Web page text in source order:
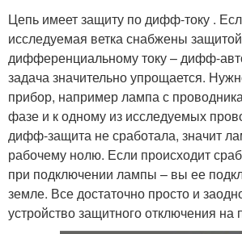
Цепь имеет защиту по дифф-току .
исследуемая ветка снабжены
дифференциальному току – дифф-
задача значительно упрощается.
прибор, например лампа с
фазе и к одному из исследуемых
дифф-защита не сработала, значит
рабочему нолю. Если происходит
при подключении лампы – вы ее
земле. Все достаточно просто и
устройство защитного отключения на